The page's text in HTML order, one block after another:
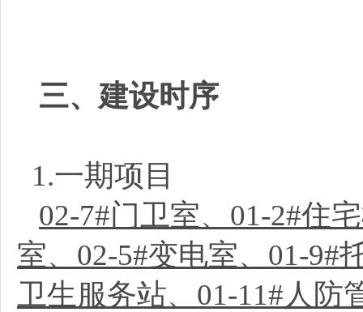
三、建设时序
1.一期项目
02-7#门卫室、01-2#住
室、02-5#变电室、01-9#
卫生服务站、01-11#人防